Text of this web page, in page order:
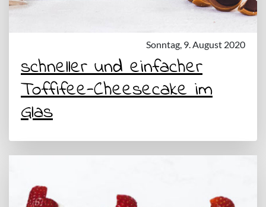
Sonntag, 9. August 2020
schneller und einfacher
Toffifee-Cheesecake im
Glas